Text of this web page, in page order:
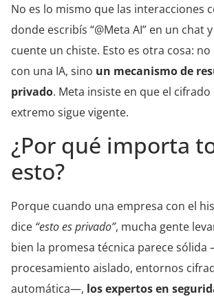
No es lo mismo que las interacciones
donde escribís “@Meta AI” en un chat
cuente un chiste. Esto es otra cosa:
con una IA, sino un mecanismo de
privado. Meta insiste en que el
extremo sigue vigente.
¿Por qué importa
esto?
Porque cuando una empresa con el
dice “esto es privado”, mucha gente
bien la promesa técnica parece sólida
procesamiento aislado, entornos
automática—, los expertos en